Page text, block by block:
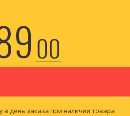
00
в день заказа при наличии товара